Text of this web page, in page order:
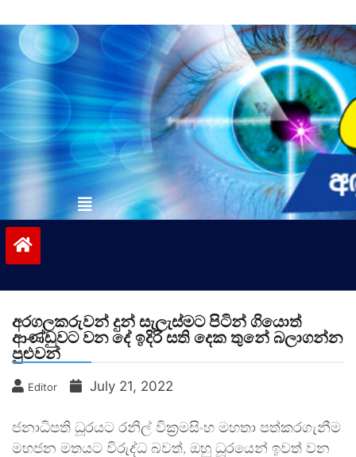
to
contentvinivida.lk
අරගලකරුවන් දුන් සැලැස්මට පිටින් ගියොත්
ආණ්ඩුවට වන දේ ඉදිරි සති දෙක තුනේ බලාගන්න
පුළුවන්
Editor July 21, 2022
ජනාධිපති ධූරයට රනිල් වික්‍රමසිංහ මහතා පත්කරගැනීම
මහජන මතයට විරුද්ධ බවත්, ඔහු ධූරයෙන් ඉවත් වන